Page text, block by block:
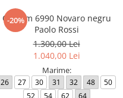
-20%
Costum 6990 Novaro negru
Paolo Rossi
1.300,00 Lei
1.040,00 Lei
Marime:
26 27 30 31 32 48
50
52
54 62 64